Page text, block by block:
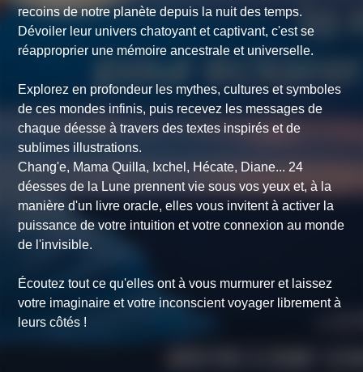
recoins de notre planète depuis la nuit des temps.
Dévoiler leur univers chatoyant et captivant, c'est se
réapproprier une mémoire ancestrale et universelle.
Explorez en profondeur les mythes, cultures et symboles
de ces mondes infinis, puis recevez les messages de
chaque déesse à travers des textes inspirés et de
sublimes illustrations.
Chang'e, Mama Quilla, Ixchel, Hécate, Diane... 24
déesses de la Lune prennent vie sous vos yeux et, à la
manière d'un livre oracle, elles vous invitent à activer la
puissance de votre intuition et votre connexion au monde
de l'invisible.
Écoutez tout ce qu'elles ont à vous murmurer et laissez
votre imaginaire et votre inconscient voyager librement à
leurs côtés !